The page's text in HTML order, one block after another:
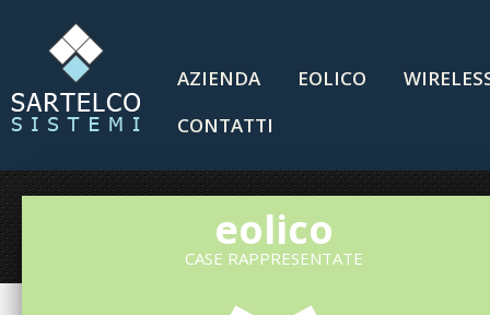
AZIENDA EOLICO
CONTATTI
eolico
CASE RAPPRESENTATE